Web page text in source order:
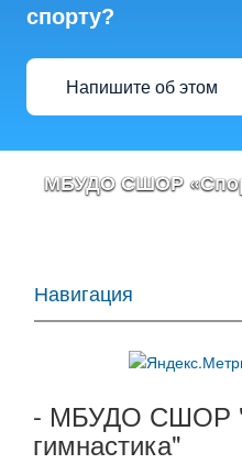
спорту?
Напишите об этом
МБУДО СШОР
Навигация
- МБУДО СШОР
гимнастика"